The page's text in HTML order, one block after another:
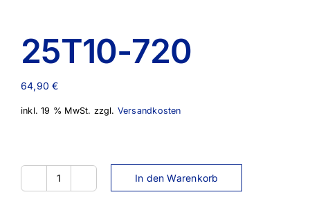
25T10-720
64,90€
inkl. 19 % MwSt. zzgl. Versandkosten
25T10-
In den Warenkorb